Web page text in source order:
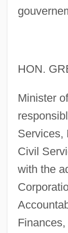
HON.
Minister
Services,
Civil
with the